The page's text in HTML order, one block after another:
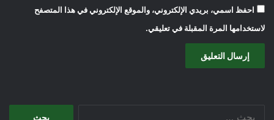
احفظ اسمي، بريدي الإلكتروني، والموقع الإلكتروني في هذا المتصفح
لاستخدامها المرة المقبلة في تعليقي.